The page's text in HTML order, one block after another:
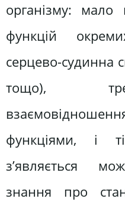
організму: мало
функцій
серцево-судинна
тощо),
функціями, і
з’являється
знання про